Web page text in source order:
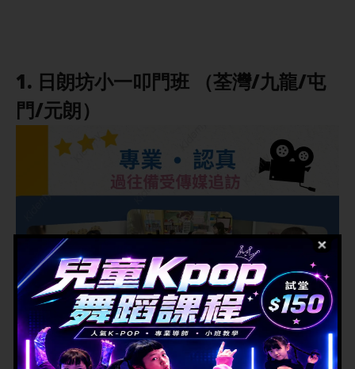
1. 日朗坊小一叩門班 （荃灣/九龍/屯
門/元朗）